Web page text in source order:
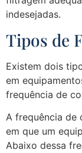
indesejadas.
Tipos de
Existem dois
em
frequência de
A frequência de
em que um
Abaixo dessa